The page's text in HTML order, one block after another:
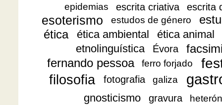
epidemias escrita criativa escrita
esoterismo estudos de género
ética
ética ambiental
ética animal
etnolinguística
Évora
fernando pessoa
ferro forjado
filosofia
fotografia galiza
gnosticismo gravura